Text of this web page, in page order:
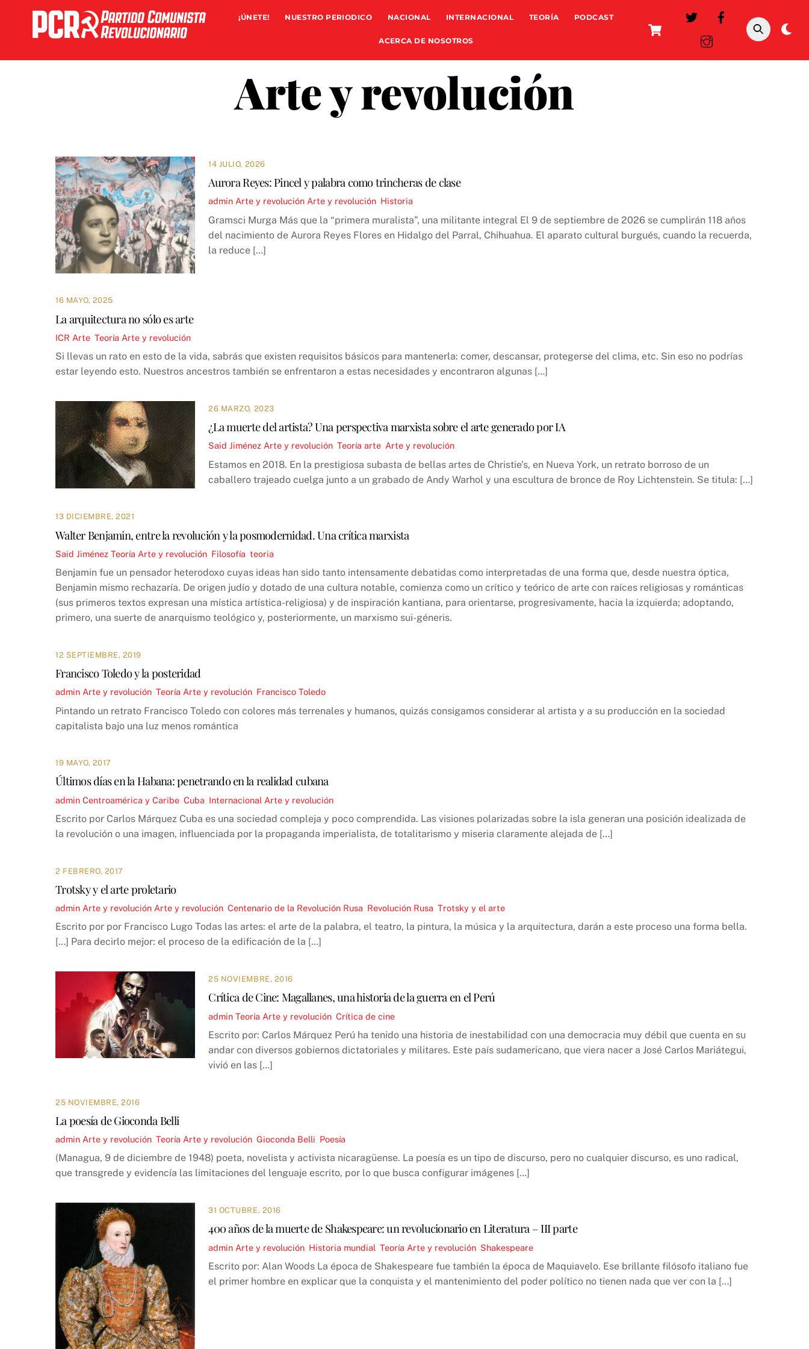
content
Cart
¡ÚNETE! NUESTRO PERIODICO NACIONAL INTERNACIONAL TEORÍA PODCAST
ACERCA DE NOSOTROS
Arte y revolución
14 JULIO, 2026
Aurora Reyes: Pincel y palabra como trincheras de clase
admin Arte y revolución Arte y revolución Historia
Gramsci Murga Más que la “primera muralista”, una militante integral El 9 de septiembre de 2026 se cumplirán 118 años
del nacimiento de Aurora Reyes Flores en Hidalgo del Parral, Chihuahua. El aparato cultural burgués, cuando la recuerda,
la reduce […]
16 MAYO, 2025
La arquitectura no sólo es arte
ICR Arte Teoría Arte y revolución
Si llevas un rato en esto de la vida, sabrás que existen requisitos básicos para mantenerla: comer, descansar, protegerse del clima, etc. Sin eso no podrías
estar leyendo esto. Nuestros ancestros también se enfrentaron a estas necesidades y encontraron algunas […]
26 MARZO, 2023
¿La muerte del artista? Una perspectiva marxista sobre el arte generado por IA
Said Jiménez Arte y revolución ,Teoría arte ,Arte y revolución
Estamos en 2018. En la prestigiosa subasta de bellas artes de Christie’s, en Nueva York, un retrato borroso de un
caballero trajeado cuelga junto a un grabado de Andy Warhol y una escultura de bronce de Roy Lichtenstein. Se titula: […]
13 DICIEMBRE, 2021
Walter Benjamin, entre la revolución y la posmodernidad. Una crítica marxista
Said Jiménez Teoría Arte y revolución Filosofía teoria
Benjamin fue un pensador heterodoxo cuyas ideas han sido tanto intensamente debatidas como interpretadas de una forma que, desde nuestra óptica,
Benjamin mismo rechazaría. De origen judío y dotado de una cultura notable, comienza como un crítico y teórico de arte con raíces religiosas y románticas
(sus primeros textos expresan una mística artística-religiosa) y de inspiración kantiana, para orientarse, progresivamente, hacia la izquierda; adoptando,
primero, una suerte de anarquismo teológico y, posteriormente, un marxismo sui-géneris.
12 SEPTIEMBRE, 2019
Francisco Toledo y la posteridad
admin Arte y revolución Teoría Arte y revolución Francisco Toledo
Pintando un retrato Francisco Toledo con colores más terrenales y humanos, quizás consigamos considerar al artista y a su producción en la sociedad
capitalista bajo una luz menos romántica
19 MAYO, 2017
Últimos días en la Habana: penetrando en la realidad cubana
admin Centroamérica y Caribe Cuba Internacional Arte y revolución
Escrito por Carlos Márquez Cuba es una sociedad compleja y poco comprendida. Las visiones polarizadas sobre la isla generan una posición idealizada de
la revolución o una imagen, influenciada por la propaganda imperialista, de totalitarismo y miseria claramente alejada de […]
2 FEBRERO, 2017
Trotsky y el arte proletario
admin Arte y revolución Arte y revolución Centenario de la Revolución Rusa Revolución Rusa Trotsky y el arte
Escrito por por Francisco Lugo Todas las artes: el arte de la palabra, el teatro, la pintura, la música y la arquitectura, darán a este proceso una forma bella.
[…] Para decirlo mejor: el proceso de la edificación de la […]
25 NOVIEMBRE, 2016
Crítica de Cine: Magallanes, una historia de la guerra en el Perú
admin Teoría Arte y revolución ,Crítica de cine
Escrito por: Carlos Márquez Perú ha tenido una historia de inestabilidad con una democracia muy débil que cuenta en su
andar con diversos gobiernos dictatoriales y militares. Este país sudamericano, que viera nacer a José Carlos Mariátegui,
vivió en las […]
25 NOVIEMBRE, 2016
La poesía de Gioconda Belli
admin Arte y revolución Teoría Arte y revolución Gioconda Belli Poesía
(Managua, 9 de diciembre de 1948) poeta, novelista y activista nicaragüense. La poesía es un tipo de discurso, pero no cualquier discurso, es uno radical,
que transgrede y evidencía las limitaciones del lenguaje escrito, por lo que busca configurar imágenes […]
31 OCTUBRE, 2016
400 años de la muerte de Shakespeare: un revolucionario en Literatura – III parte
admin Arte y revolución Historia mundial ,Teoría Arte y revolución Shakespeare
Escrito por: Alan Woods La época de Shakespeare fue también la época de Maquiavelo. Ese brillante filósofo italiano fue
el primer hombre en explicar que la conquista y el mantenimiento del poder político no tienen nada que ver con la […]